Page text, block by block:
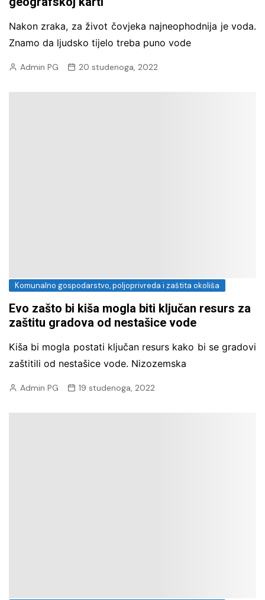
Nakon zraka, za život čovjeka najneophodnija je voda.
Znamo da ljudsko tijelo treba puno vode
Admin PG 20 studenoga, 2022
Komunalno gospodarstvo, poljoprivreda i zaštita okoliša
Evo zašto bi kiša mogla biti ključan resurs za
zaštitu gradova od nestašice vode
Kiša bi mogla postati ključan resurs kako bi se gradovi
zaštitili od nestašice vode. Nizozemska
Admin PG 19 studenoga, 2022